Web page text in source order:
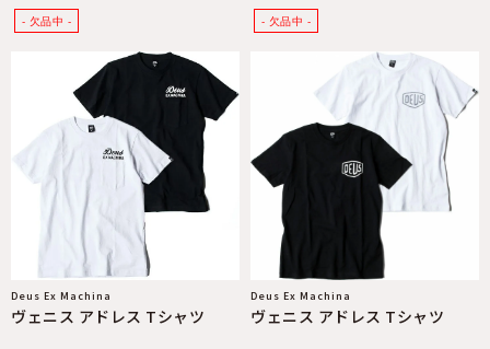
Deus Ex Machina
ヴェニス アドレス Tシャツ
Deus Ex Machina
ヴェニス アドレス Tシャツ